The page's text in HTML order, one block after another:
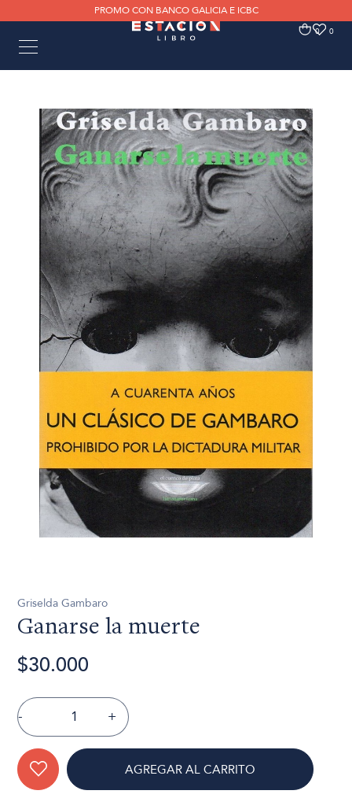
PROMO CON BANCO GALICIA E ICBC
0 0
Griselda Gambaro
Ganarse la muerte
$30.000
- +
AGREGAR AL CARRITO